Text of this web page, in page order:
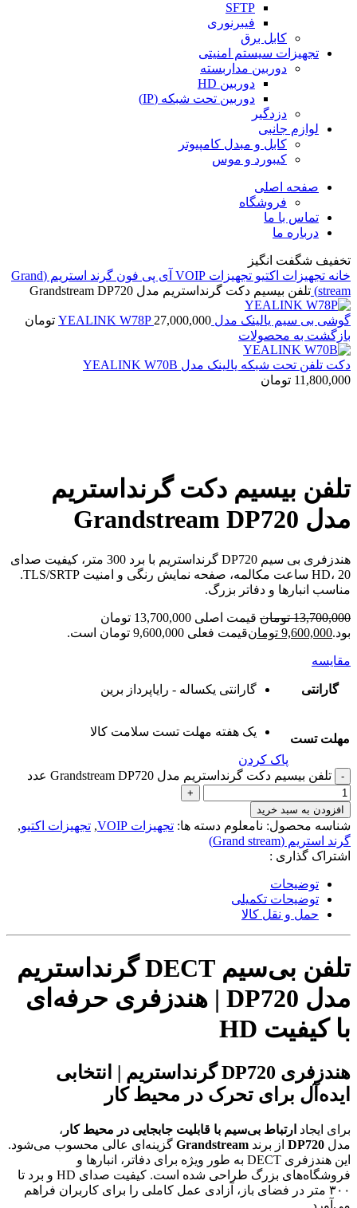
SFTP
فیبرنوری
کابل برق
تجهیزات سیستم امنیتی
دوربین مداربسته
دوربین HD
دوربین تحت شبکه (IP)
دزدگیر
لوازم جانبی
کابل و مبدل کامپیوتر
کیبورد و موس
صفحه اصلی
فروشگاه
تماس با ما
درباره ما
تخفیف شگفت انگیز
خانه تجهیزات اکتیو تجهیزات VOIP آی پی فون
گرند استریم (Grand
stream) تلفن بیسیم دکت گرنداستریم مدل Grandstream DP720
گوشی بی سیم یالینک مدل YEALINK W78P 27,000,000
تومان
بازگشت به محصولات
دکت تلفن تحت شبکه یالینک مدل YEALINK W70B
11,800,000 تومان
تلفن بیسیم دکت گرنداستریم
مدل Grandstream DP720
هندزفری بی سیم DP720 گرنداستریم با برد 300 متر، کیفیت صدای
HD، 20 ساعت مکالمه، صفحه نمایش رنگی و امنیت TLS/SRTP.
مناسب انبارها و دفاتر بزرگ.
13,700,000 تومان
قیمت اصلی 13,700,000 تومان
بود.9,600,000 تومانقیمت فعلی 9,600,000 تومان است.
مقایسه
گارانتی گارانتی یکساله - رایاپرداز برین
مهلت تست
یک هفته مهلت تست سلامت کالا
پاک کردن
تلفن بیسیم دکت گرنداستریم مدل Grandstream DP720 عدد
افزودن به سبد خرید
شناسه محصول: نامعلوم دسته ها: تجهیزات VOIP , تجهیزات اکتیو,
گرند استریم (Grand stream)
اشتراک گذاری :
توضیحات
توضیحات تکمیلی
حمل و نقل کالا
تلفن بی‌سیم DECT گرنداستریم
مدل DP720 | هندزفری حرفه‌ای
با کیفیت HD
هندزفری DP720 گرنداستریم | انتخابی
ایده‌آل برای تحرک در محیط کار
برای ایجاد ارتباط بی‌سیم با قابلیت جابجایی در محیط کار ،
مدل DP720 از برند Grandstream گزینه‌ای عالی محسوب می‌شود.
این هندزفری DECT به طور ویژه برای دفاتر، انبارها و
فروشگاه‌های بزرگ طراحی شده است. کیفیت صدای HD و برد تا
۳۰۰ متر در فضای باز، آزادی عمل کاملی را برای کاربران فراهم
می‌آورد.